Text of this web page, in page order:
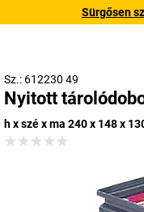
Sürgősen
Sz.: 612230 49
Nyitott
h x szé x ma 240 x 148 x